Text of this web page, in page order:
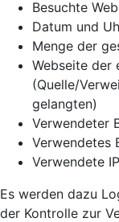
Besuchte
Datum und
Menge der
Webseite der
(Quelle/
gelangten)
Verwendeter
Verwendetes
Verwendete
Es werden dazu
der Kontrolle zur